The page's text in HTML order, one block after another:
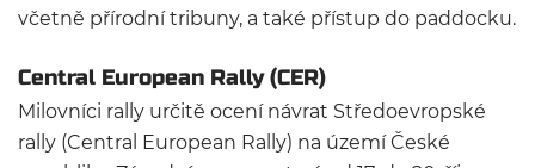
včetně přírodní tribuny, a také přístup do paddocku.
Central European Rally (CER)
Milovníci rally určitě ocení návrat Středoevropské
rally (Central European Rally) na území České